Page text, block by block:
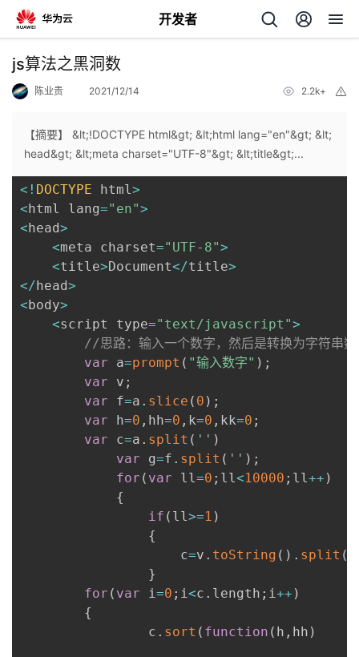
开发者
返
个
人
页
我
开
js算法之黑洞数
陈业贵 2021/12/14 2.2k+
【摘要】 &lt;!DOCTYPE html&gt; &lt;html lang="en"&gt; &lt;
head&gt; &lt;meta charset="UTF-8"&gt; &lt;title&gt;...
< ! DOCTYPE html>
<html lang="en">
<head>
<meta charset="UTF-8">
<title>Document</title>
</head>
<body>
<script type="text/javascript">
//思路：输入一个数字，然后是转换为字符串
var a=prompt ( "输入数字" ) ;
var v ;
var f=a . slice ( 0 ) ;
var h=0 , hh=0 , k=0 , kk=0 ;
var c=a . split ( '' )
var g=f . split ( '' ) ;
for ( var ll=0 ; ll<10000 ; ll++ )
{
if ( ll>=1 )
{
					c
=v . toString ( ) . split (
}
for ( var i=0 ; i<c . length ; i++ )
{
				c
. sort ( function ( h , hh )